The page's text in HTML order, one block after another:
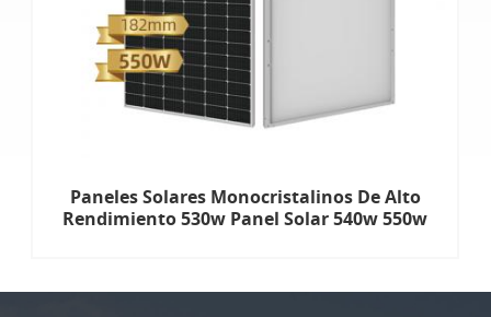
Paneles Solares Monocristalinos De Alto
Rendimiento 530w Panel Solar 540w 550w